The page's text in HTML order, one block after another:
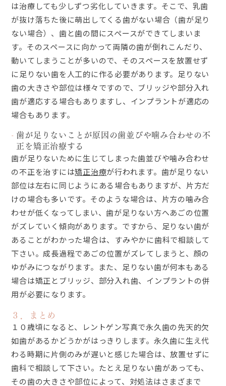
は治療しても少しずつ劣化していきます。そこで、乳歯
が抜け落ちた後に萌出してくる歯がない場合（歯が足り
ない場合）、歯と歯の間にスペースができてしまいま
す。そのスペースに向かって両隣の歯が倒れこんだり、
動いてしまうことが多いので、そのスペースを放置せず
に足りない歯を人工的に作る必要があります。足りない
歯の大きさや部位は様々ですので、ブリッジや部分入れ
歯が適応する場合もありますし、インプラントが適応の
場合もあります。
歯が足りないことが原因の歯並びや噛み合わせの不
正を矯正治療する
歯が足りないために生じてしまった歯並びや噛み合わせ
の不正を治すには矯正治療が行われます。歯が足りない
部位は左右に同じようにある場合もありますが、片方だ
けの場合も多いです。そのような場合は、片方の噛み合
わせが低くなってしまい、歯が足りない方へあごの位置
がズレていく傾向があります。ですから、足りない歯が
あることがわかった場合は、すみやかに歯科で相談して
下さい。成長過程であごの位置がズレてしまうと、顔の
ゆがみにつながります。また、足りない歯が何本もある
場合は矯正とブリッジ、部分入れ歯、インプラントの併
用が必要になります。
３．まとめ
１０歳頃になると、レントゲン写真で永久歯の先天的欠
如歯があるかどうかがはっきりします。永久歯に生え代
わる時期に片側のみが遅いと感じた場合は、放置せずに
歯科で相談して下さい。たとえ足りない歯があっても、
その歯の大きさや部位によって、対処法はさまざまで